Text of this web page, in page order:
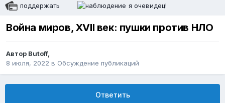
поддержать я очевидец!
Война миров, XVII век: пушки против НЛО
Автор Butoff,
8 июля, 2022 в Обсуждение публикаций
Ответить